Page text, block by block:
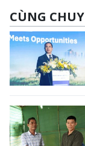
CÙNG